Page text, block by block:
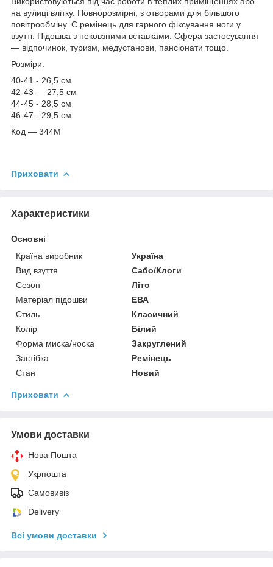
на вулиці влітку. Повнорозмірні, з отворами для більшого
повітрообміну. Є ремінець для гарного фіксування ноги у
взутті. Підошва з нековзними вставками. Сфера застосування
— відпочинок, туризм, медустанови, пансіонати тощо.
Розміри:
40-41 - 26,5 см
42-43 — 27,5 см
44-45 - 28,5 см
46-47 - 29,5 см
Код — 344М
Приховати
Характеристики
Основні
Країна виробник
Україна
Вид взуття
Сабо/Клоги
Сезон
Літо
Матеріал підошви
ЕВА
Стиль
Класичний
Колір
Білий
Форма миска/носка
Закруглений
Застібка
Ремінець
Стан
Новий
Приховати
Умови доставки
Нова Пошта
Укрпошта
Самовивіз
Delivery
Всі умови доставки